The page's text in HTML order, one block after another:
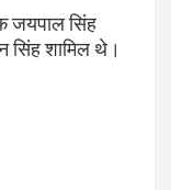
जयपाल सिंह
सिंह शामिल थे।